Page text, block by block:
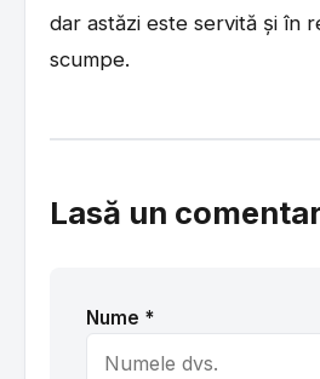
dar astăzi este servită și în
scumpe.
Lasă un
Nume *